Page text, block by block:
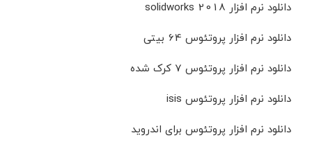
دانلود نرم افزار solidworks 2018
دانلود نرم افزار پروتئوس 64 بیتی
دانلود نرم افزار پروتئوس 7 کرک شده
دانلود نرم افزار پروتئوس isis
دانلود نرم افزار پروتئوس برای اندروید